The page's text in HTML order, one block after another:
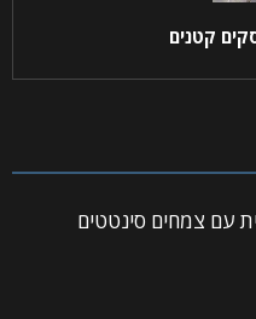
קטנים
עם צמחים סינטטים